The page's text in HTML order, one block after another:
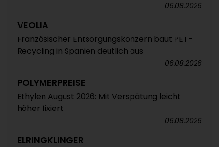
06.08.2026
VEOLIA
Französischer Entsorgungskonzern baut PET-
Recycling in Spanien deutlich aus
06.08.2026
POLYMERPREISE
Ethylen August 2026: Mit Verspätung leicht
höher fixiert
06.08.2026
ELRINGKLINGER